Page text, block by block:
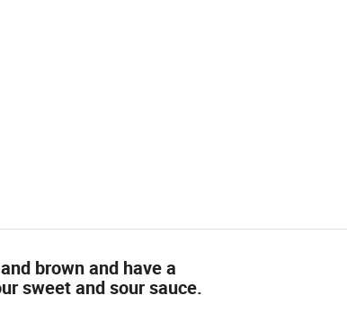
brown and have a
sweet and sour sauce.